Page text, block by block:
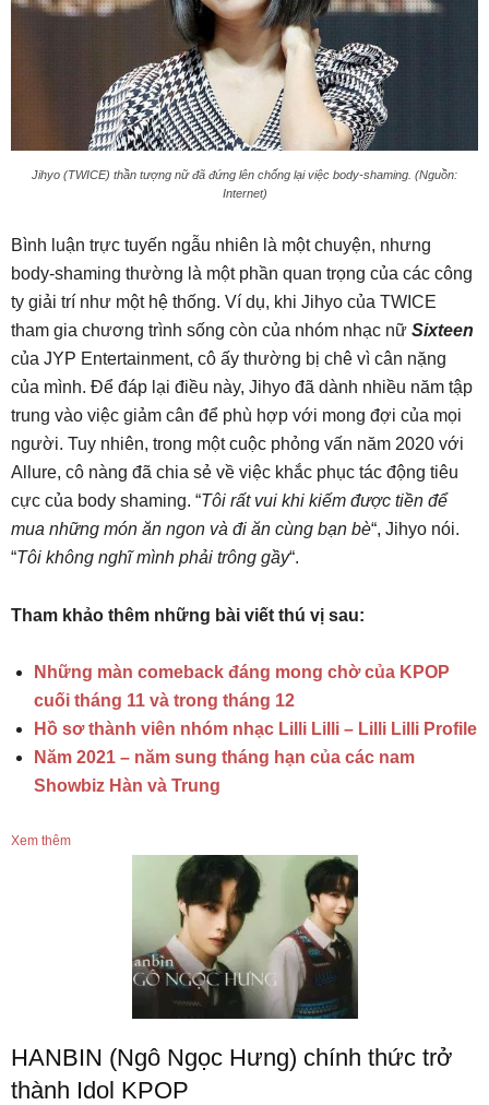
Jihyo (TWICE) thần tượng nữ đã đứng lên chống lại việc body-shaming. (Nguồn:
Internet)
Bình luận trực tuyến ngẫu nhiên là một chuyện, nhưng
body-shaming thường là một phần quan trọng của các công
ty giải trí như một hệ thống. Ví dụ, khi Jihyo của TWICE
tham gia chương trình sống còn của nhóm nhạc nữ Sixteen
của JYP Entertainment, cô ấy thường bị chê vì cân nặng
của mình. Để đáp lại điều này, Jihyo đã dành nhiều năm tập
trung vào việc giảm cân để phù hợp với mong đợi của mọi
người. Tuy nhiên, trong một cuộc phỏng vấn năm 2020 với
Allure, cô nàng đã chia sẻ về việc khắc phục tác động tiêu
cực của body shaming. “Tôi rất vui khi kiếm được tiền để
mua những món ăn ngon và đi ăn cùng bạn bè“, Jihyo nói.
“Tôi không nghĩ mình phải trông gầy“.
Tham khảo thêm những bài viết thú vị sau:
Những màn comeback đáng mong chờ của KPOP
cuối tháng 11 và trong tháng 12
Hồ sơ thành viên nhóm nhạc Lilli Lilli – Lilli Lilli Profile
Năm 2021 – năm sung tháng hạn của các nam
Showbiz Hàn và Trung
Xem thêm
HANBIN (Ngô Ngọc Hưng) chính thức trở
thành Idol KPOP